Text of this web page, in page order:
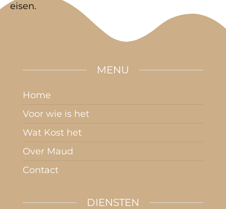
eisen.
MENU
Home
Voor wie is het
Wat Kost het
Over Maud
Contact
DIENSTEN